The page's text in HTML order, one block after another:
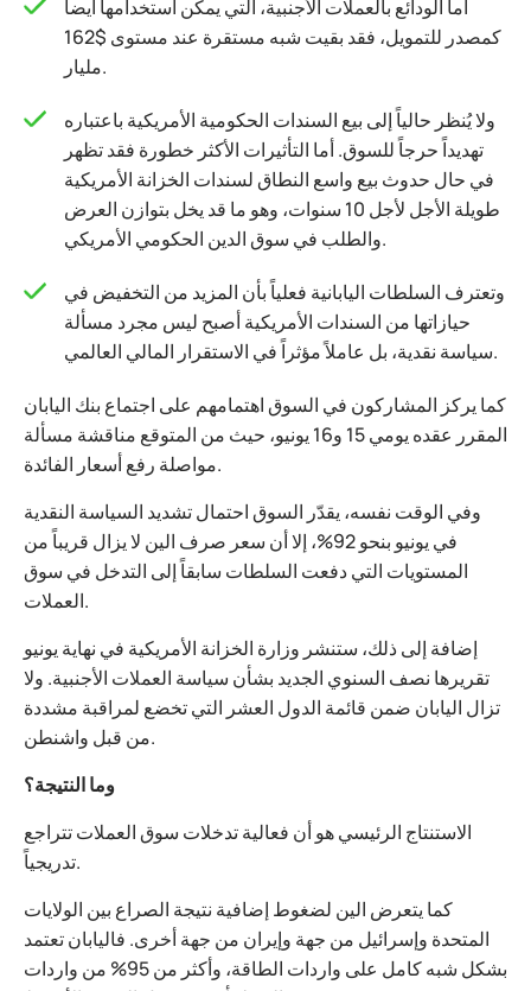
أما الودائع بالعملات الأجنبية، التي يمكن استخدامها أيضاً
كمصدر للتمويل، فقد بقيت شبه مستقرة عند مستوى $162
مليار.
ولا يُنظر حالياً إلى بيع السندات الحكومية الأمريكية باعتباره
تهديداً حرجاً للسوق. أما التأثيرات الأكثر خطورة فقد تظهر
في حال حدوث بيع واسع النطاق لسندات الخزانة الأمريكية
طويلة الأجل لأجل 10 سنوات، وهو ما قد يخل بتوازن العرض
والطلب في سوق الدين الحكومي الأمريكي.
وتعترف السلطات اليابانية فعلياً بأن المزيد من التخفيض في
حيازاتها من السندات الأمريكية أصبح ليس مجرد مسألة
سياسة نقدية، بل عاملاً مؤثراً في الاستقرار المالي العالمي.
كما يركز المشاركون في السوق اهتمامهم على اجتماع بنك اليابان
المقرر عقده يومي 15 و16 يونيو، حيث من المتوقع مناقشة مسألة
مواصلة رفع أسعار الفائدة.
وفي الوقت نفسه، يقدّر السوق احتمال تشديد السياسة النقدية
في يونيو بنحو 92%، إلا أن سعر صرف الين لا يزال قريباً من
المستويات التي دفعت السلطات سابقاً إلى التدخل في سوق
العملات.
إضافة إلى ذلك، ستنشر وزارة الخزانة الأمريكية في نهاية يونيو
تقريرها نصف السنوي الجديد بشأن سياسة العملات الأجنبية. ولا
تزال اليابان ضمن قائمة الدول العشر التي تخضع لمراقبة مشددة
من قبل واشنطن.
وما النتيجة؟
الاستنتاج الرئيسي هو أن فعالية تدخلات سوق العملات تتراجع
تدريجياً.
كما يتعرض الين لضغوط إضافية نتيجة الصراع بين الولايات
المتحدة وإسرائيل من جهة وإيران من جهة أخرى. فاليابان تعتمد
بشكل شبه كامل على واردات الطاقة، وأكثر من 95% من واردات